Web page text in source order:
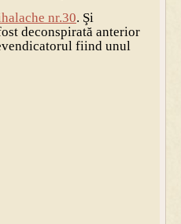
nr.30. Şi
deconspirată anterior
fiind unul